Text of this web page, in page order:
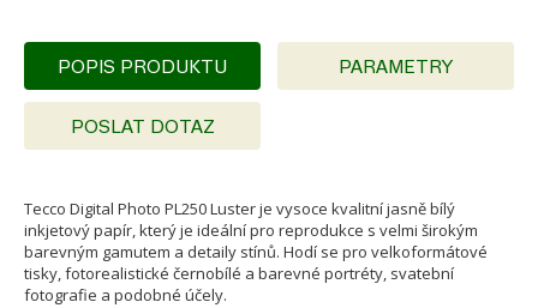
POPIS PRODUKTU PARAMETRY
POSLAT DOTAZ
Tecco Digital Photo PL250 Luster je vysoce kvalitní jasně bílý
inkjetový papír, který je ideální pro reprodukce s velmi širokým
barevným gamutem a detaily stínů. Hodí se pro velkoformátové
tisky, fotorealistické černobílé a barevné portréty, svatební
fotografie a podobné účely.